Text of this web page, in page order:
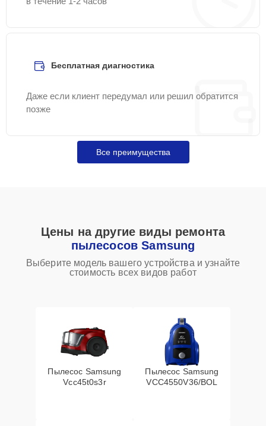
Бесплатная диагностика
Даже если клиент передумал или решил обратится
позже
Все преимущества
Цены на другие виды ремонта
пылесосов Samsung
Выберите модель вашего устройства и узнайте
стоимость всех видов работ
Пылесос Samsung
Vcc45t0s3r
Пылесос Samsung
VCC4550V36/BOL